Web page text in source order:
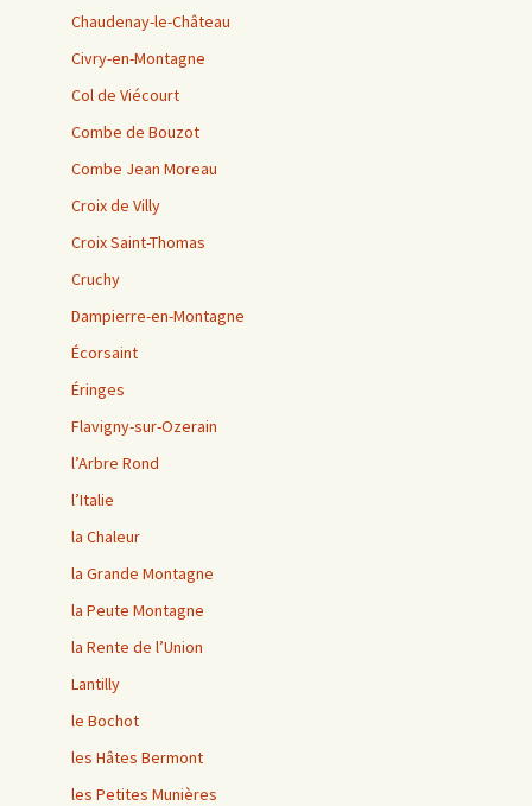
Chaudenay-le-Château
Civry-en-Montagne
Col de Viécourt
Combe de Bouzot
Combe Jean Moreau
Croix de Villy
Croix Saint-Thomas
Cruchy
Dampierre-en-Montagne
Écorsaint
Éringes
Flavigny-sur-Ozerain
l’Arbre Rond
l’Italie
la Chaleur
la Grande Montagne
la Peute Montagne
la Rente de l’Union
Lantilly
le Bochot
les Hâtes Bermont
les Petites Munières